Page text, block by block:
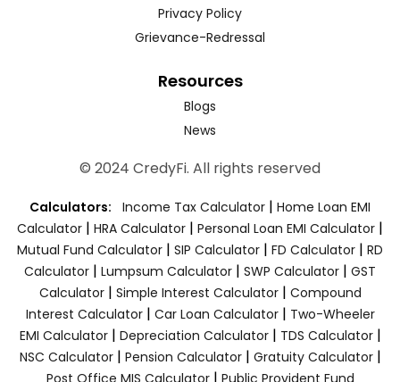
Privacy Policy
Grievance-Redressal
Resources
Blogs
News
© 2024 CredyFi. All rights reserved
Calculators: Income Tax Calculator | Home Loan EMI
Calculator | HRA Calculator | Personal Loan EMI Calculator |
Mutual Fund Calculator | SIP Calculator | FD Calculator | RD
Calculator | Lumpsum Calculator | SWP Calculator | GST
Calculator| Simple Interest Calculator| Compound
Interest Calculator| Car Loan Calculator| Two-Wheeler
EMI Calculator| Depreciation Calculator| TDS Calculator|
NSC Calculator| Pension Calculator| Gratuity Calculator|
Post Office MIS Calculator| Public Provident Fund